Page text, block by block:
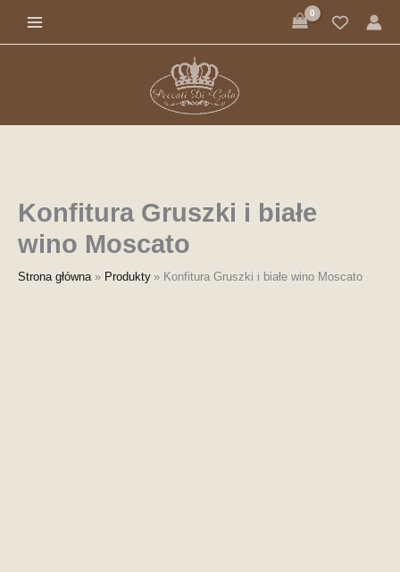
Konfitura Gruszki i białe
wino Moscato
Strona główna Produkty Konfitura Gruszki i białe wino Moscato
Konfitura
Gruszki